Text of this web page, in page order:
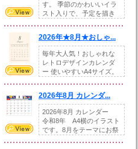
す。 季節のかわいいイラ
スト入りで、予定を描き
2026年★8月★おしゃ...
毎年大人気！おしゃれな
レトロデザインカレンダ
ー 使いやすいA4サイズ。
2026年8月 カレンダ...
2026年8月 カレンダー
令和8年 A4横のイラスト
です。8月をテーマにお祭